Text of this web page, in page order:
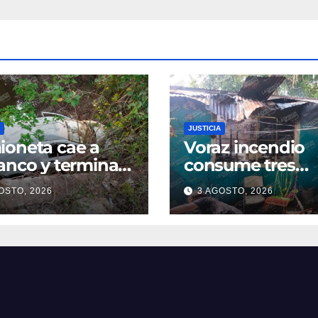
cae a
y termina
de una poza
sale con
2026
JUSTICIA
Voraz incendio
consume tres
cuartos de una
vivienda en la
colonia Manuel
3 AGOSTO, 2026